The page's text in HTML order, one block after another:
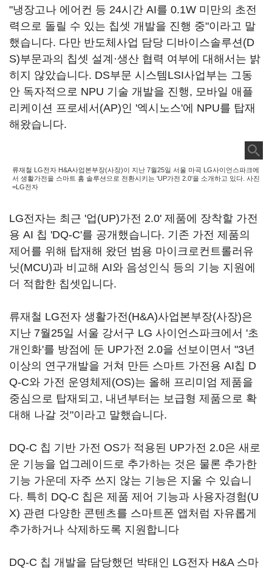
"냉장고나 에어컨 등 24시간 AI를 0.1W 미만의 초전
력으로 돌릴 수 있는 칩셋 개발을 진행 중"이라고 말
했습니다. 다만 반도체사업 담당 디바이스솔루션(D
S)부문과의 칩셋 설계·생산 협력 여부에 대해서는 밝
히지 않았습니다. DS부문 시스템LSI사업부는 그동
안 독자적으로 NPU 기술 개발을 진행, 모바일 애플
리케이션 프로세서(AP)인 '엑시노스'에 NPU를 탑재
해왔습니다.
류재철 LG전자 H&A사업본부장(사장)이 지난 7월25일 서울 마곡 LG사이언스파크에
서 생활가전을 스마트 홈 솔루션으로 전환시키는 'UP가전 2.0'을 소개하고 있다. 사진
=LG전자
LG전자는 최근 '업(UP)가전 2.0' 제품에 장착할 가전
용 AI 칩 'DQ-C'를 공개했습니다. 기존 가전 제품의
제어를 위해 탑재해 왔던 범용 마이크로컨트롤러유
닛(MCU)과 비교해 AI와 음성인식 등의 기능 지원에
더 적합한 칩셋입니다.
류재철 LG전자 생활가전(H&A)사업본부장(사장)은
지난 7월25일 서울 강서구 LG 사이언스파크에서 '초
개인화'를 방점에 둔 UP가전 2.0을 선보이면서 "3년
이상의 연구개발을 거쳐 만든 스마트 가전용 AI칩 D
Q-C와 가전 운영체제(OS)는 올해 프리미엄 제품을
중심으로 탑재되고, 내년부터는 보급형 제품으로 확
대해 나갈 것"이라고 말했습니다.
DQ-C 칩 기반 가전 OS가 적용된 UP가전 2.0은 새로
운 기능을 업그레이드로 추가하는 것은 물론 추가한
기능 가운데 자주 쓰지 않는 기능은 지울 수 있습니
다. 특히 DQ-C 칩은 제품 제어 기능과 사용자경험(U
X) 관련 다양한 콘텐츠를 스마트폰 앱처럼 자유롭게
추가하거나 삭제하도록 지원합니다
DQ-C 칩 개발을 담당했던 박태인 LG전자 H&A 스마